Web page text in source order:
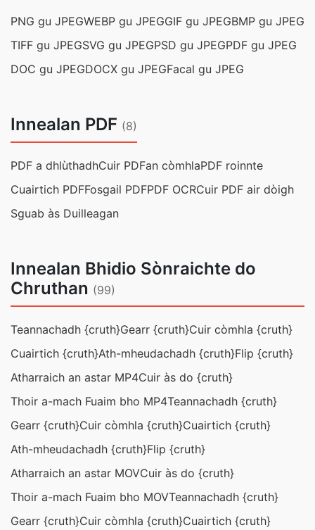
PNG gu JPEGWEBP gu JPEGGIF gu JPEGBMP gu JPEG
TIFF gu JPEGSVG gu JPEGPSD gu JPEGPDF gu JPEG
DOC gu JPEGDOCX gu JPEGFacal gu JPEG
Innealan PDF (8)
PDF a dhlùthadhCuir PDFan còmhlaPDF roinnte
Cuairtich PDFFosgail PDFPDF OCRCuir PDF air dòigh
Sguab às Duilleagan
Innealan Bhidio Sònraichte do
Chruthan (99)
Teannachadh {cruth}Gearr {cruth}Cuir còmhla {cruth}
Cuairtich {cruth}Ath-mheudachadh {cruth}Flip {cruth}
Atharraich an astar MP4Cuir às do {cruth}
Thoir a-mach Fuaim bho MP4Teannachadh {cruth}
Gearr {cruth}Cuir còmhla {cruth}Cuairtich {cruth}
Ath-mheudachadh {cruth}Flip {cruth}
Atharraich an astar MOVCuir às do {cruth}
Thoir a-mach Fuaim bho MOVTeannachadh {cruth}
Gearr {cruth}Cuir còmhla {cruth}Cuairtich {cruth}